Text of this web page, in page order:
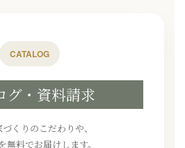
CATALOG
グ・資料請求
くりのこだわりや、
無料でお届けします。